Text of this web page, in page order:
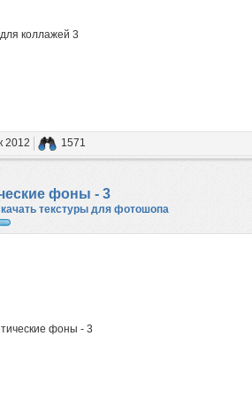
коллажей 3
2012 1571
фоны - 3
текстуры для фотошопа
фоны - 3